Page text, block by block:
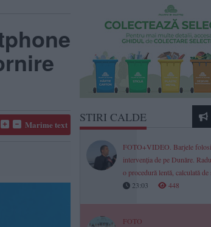
Marime text STIRI CALDE
FOTO+VIDEO. Barjele
intervenția de pe Dunăre.
o procedură lentă, calculată
23:03
448
FOTO